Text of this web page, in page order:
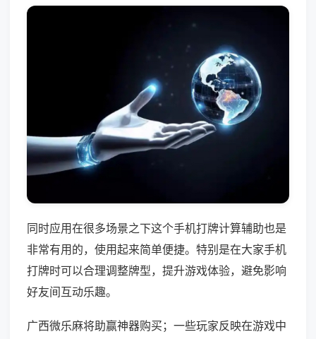
同时应用在很多场景之下这个手机打牌计算辅助也是
非常有用的，使用起来简单便捷。特别是在大家手机
打牌时可以合理调整牌型，提升游戏体验，避免影响
好友间互动乐趣。
广西微乐麻将助赢神器购买；一些玩家反映在游戏中